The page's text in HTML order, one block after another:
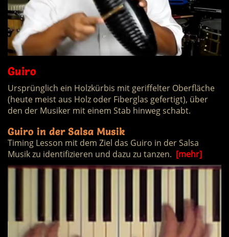
Guiro
Ursprünglich ein Holzkürbis mit geriffelter Oberfläche
(heute meist aus Holz oder Fiberglas gefertigt), über
den der Musiker mit einem Stab hinweg schabt.
Guiro in der Salsa Musik
Timing Lesson mit dem Ziel das Guiro in der Salsa
Musik zu identifizieren und dazu zu tanzen. [mehr]